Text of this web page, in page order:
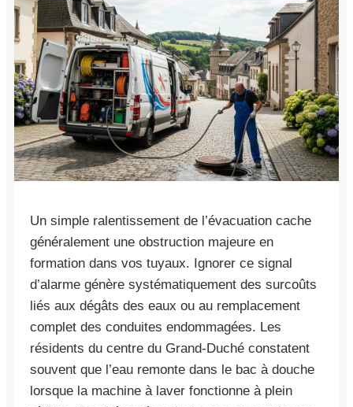
Un simple ralentissement de l’évacuation cache
généralement une obstruction majeure en
formation dans vos tuyaux. Ignorer ce signal
d’alarme génère systématiquement des surcoûts
liés aux dégâts des eaux ou au remplacement
complet des conduites endommagées. Les
résidents du centre du Grand-Duché constatent
souvent que l’eau remonte dans le bac à douche
lorsque la machine à laver fonctionne à plein